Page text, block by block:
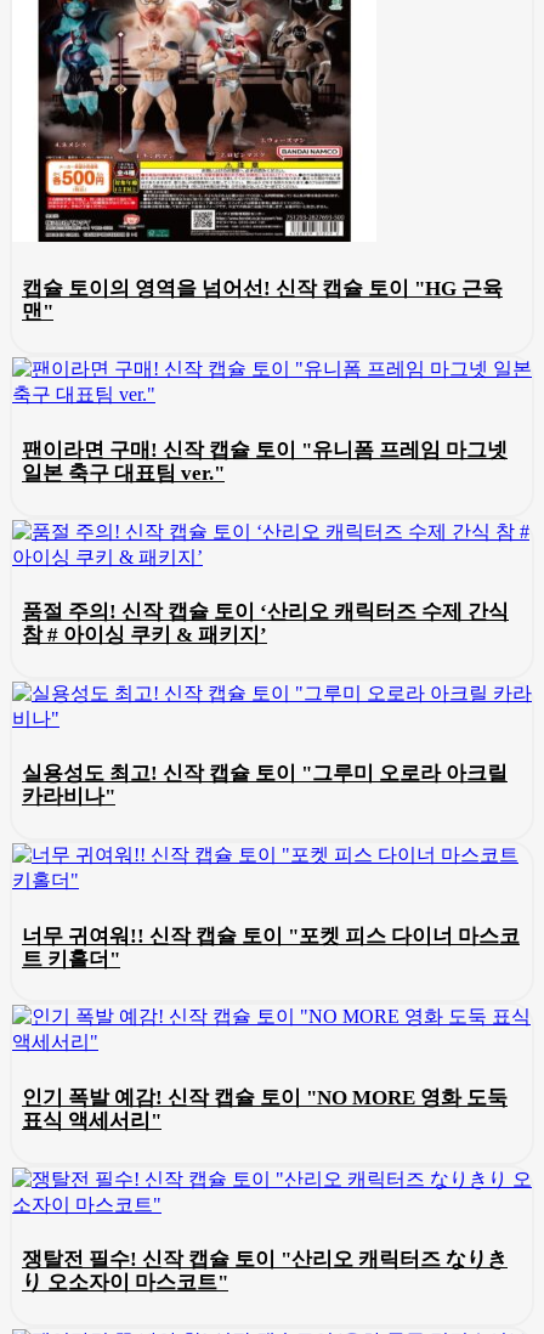
캡슐 토이의 영역을 넘어선! 신작 캡슐 토이 "HG 근육
맨"
팬이라면 구매! 신작 캡슐 토이 "유니폼 프레임 마그넷
일본 축구 대표팀 ver."
품절 주의! 신작 캡슐 토이 ‘산리오 캐릭터즈 수제 간식
참 # 아이싱 쿠키 & 패키지’
실용성도 최고! 신작 캡슐 토이 "그루미 오로라 아크릴
카라비나"
너무 귀여워!! 신작 캡슐 토이 "포켓 피스 다이너 마스코
트 키홀더"
인기 폭발 예감! 신작 캡슐 토이 "NO MORE 영화 도둑
표식 액세서리"
쟁탈전 필수! 신작 캡슐 토이 "산리오 캐릭터즈 なりき
り 오소자이 마스코트"